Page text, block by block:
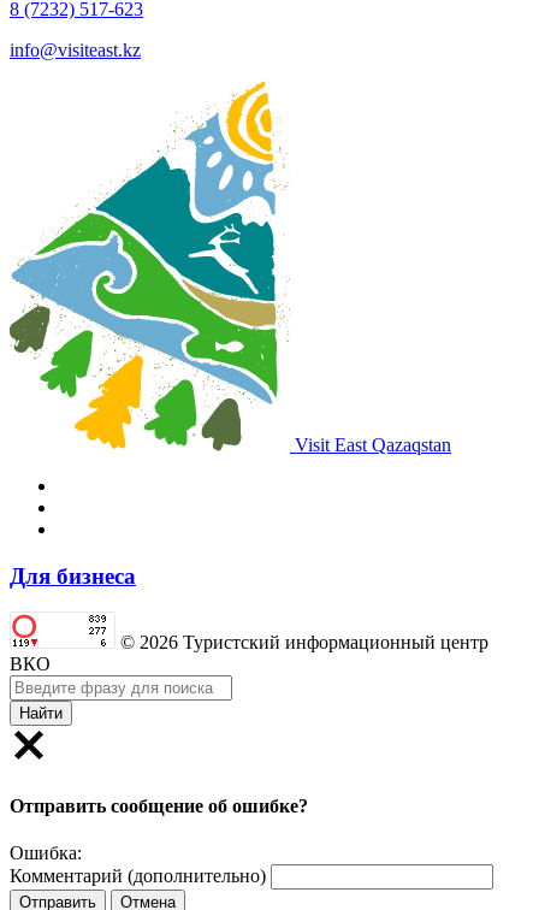
8 (7232) 517-623
info@visiteast.kz
Visit East Qazaqstan
Для бизнеса
© 2026 Туристский информационный центр
ВКО
Найти
Отправить сообщение об ошибке?
Ошибка:
Комментарий (дополнительно)
Отправить Отмена